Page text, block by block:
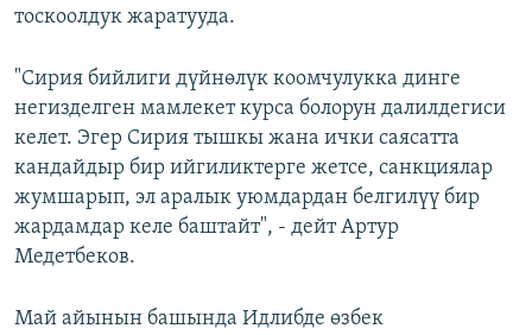
тоскоолдук жаратууда.
"Сирия бийлиги дүйнөлүк коомчулукка динге
негизделген мамлекет курса болорун далилдегиси
келет. Эгер Сирия тышкы жана ички саясатта
кандайдыр бир ийгиликтерге жетсе, санкциялар
жумшарып, эл аралык уюмдардан белгилүү бир
жардамдар келе баштайт", - дейт Артур
Медетбеков.
Май айынын башында Идлибде өзбек